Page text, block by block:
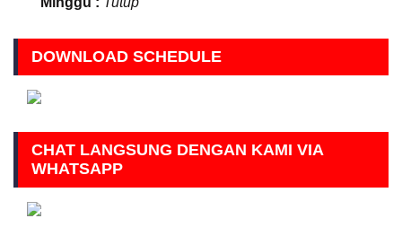
DOWNLOAD SCHEDULE
CHAT LANGSUNG DENGAN KAMI VIA
WHATSAPP